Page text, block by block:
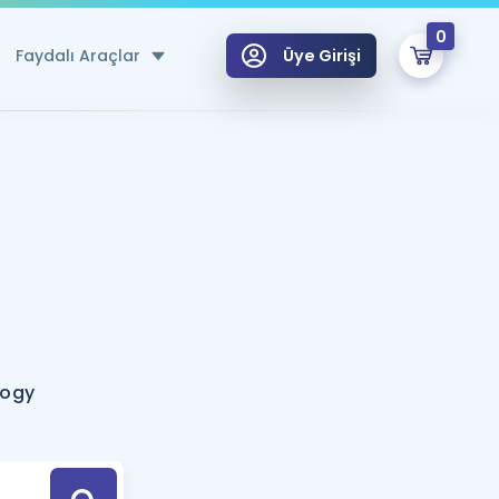
Faydalı Araçlar
Hesaplama Aracı
için Öneriler
Tek Takvimde
Üye Girişi
0
Hoca ile seni sınava hazırlayacak onlarca eğitim seni bekliyor!